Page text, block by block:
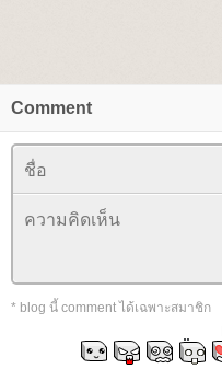
Comment
* blog นี้ comment ได้เฉพาะสมาชิก